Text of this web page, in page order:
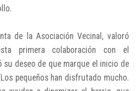
de la Asociación Vecinal, valoró
primera colaboración con el
su deseo de que marque el inicio de
pequeños han disfrutado mucho.